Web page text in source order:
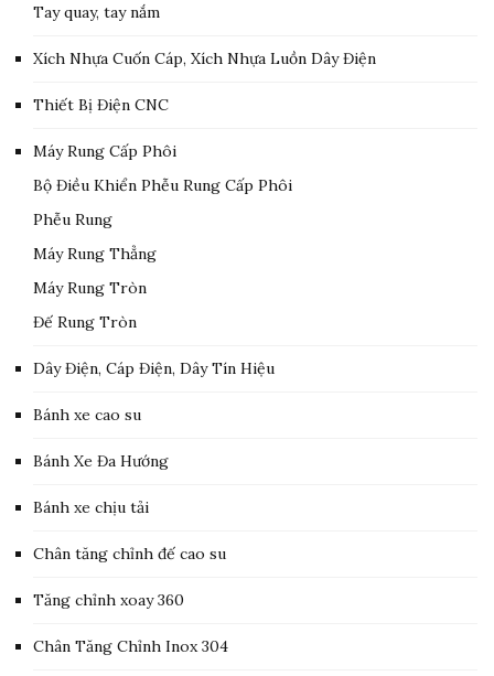
Tay quay, tay nắm
Xích Nhựa Cuốn Cáp, Xích Nhựa Luồn Dây Điện
Thiết Bị Điện CNC
Máy Rung Cấp Phôi
Bộ Điều Khiển Phễu Rung Cấp Phôi
Phễu Rung
Máy Rung Thẳng
Máy Rung Tròn
Đế Rung Tròn
Dây Điện, Cáp Điện, Dây Tín Hiệu
Bánh xe cao su
Bánh Xe Đa Hướng
Bánh xe chịu tải
Chân tăng chỉnh đế cao su
Tăng chỉnh xoay 360
Chân Tăng Chỉnh Inox 304